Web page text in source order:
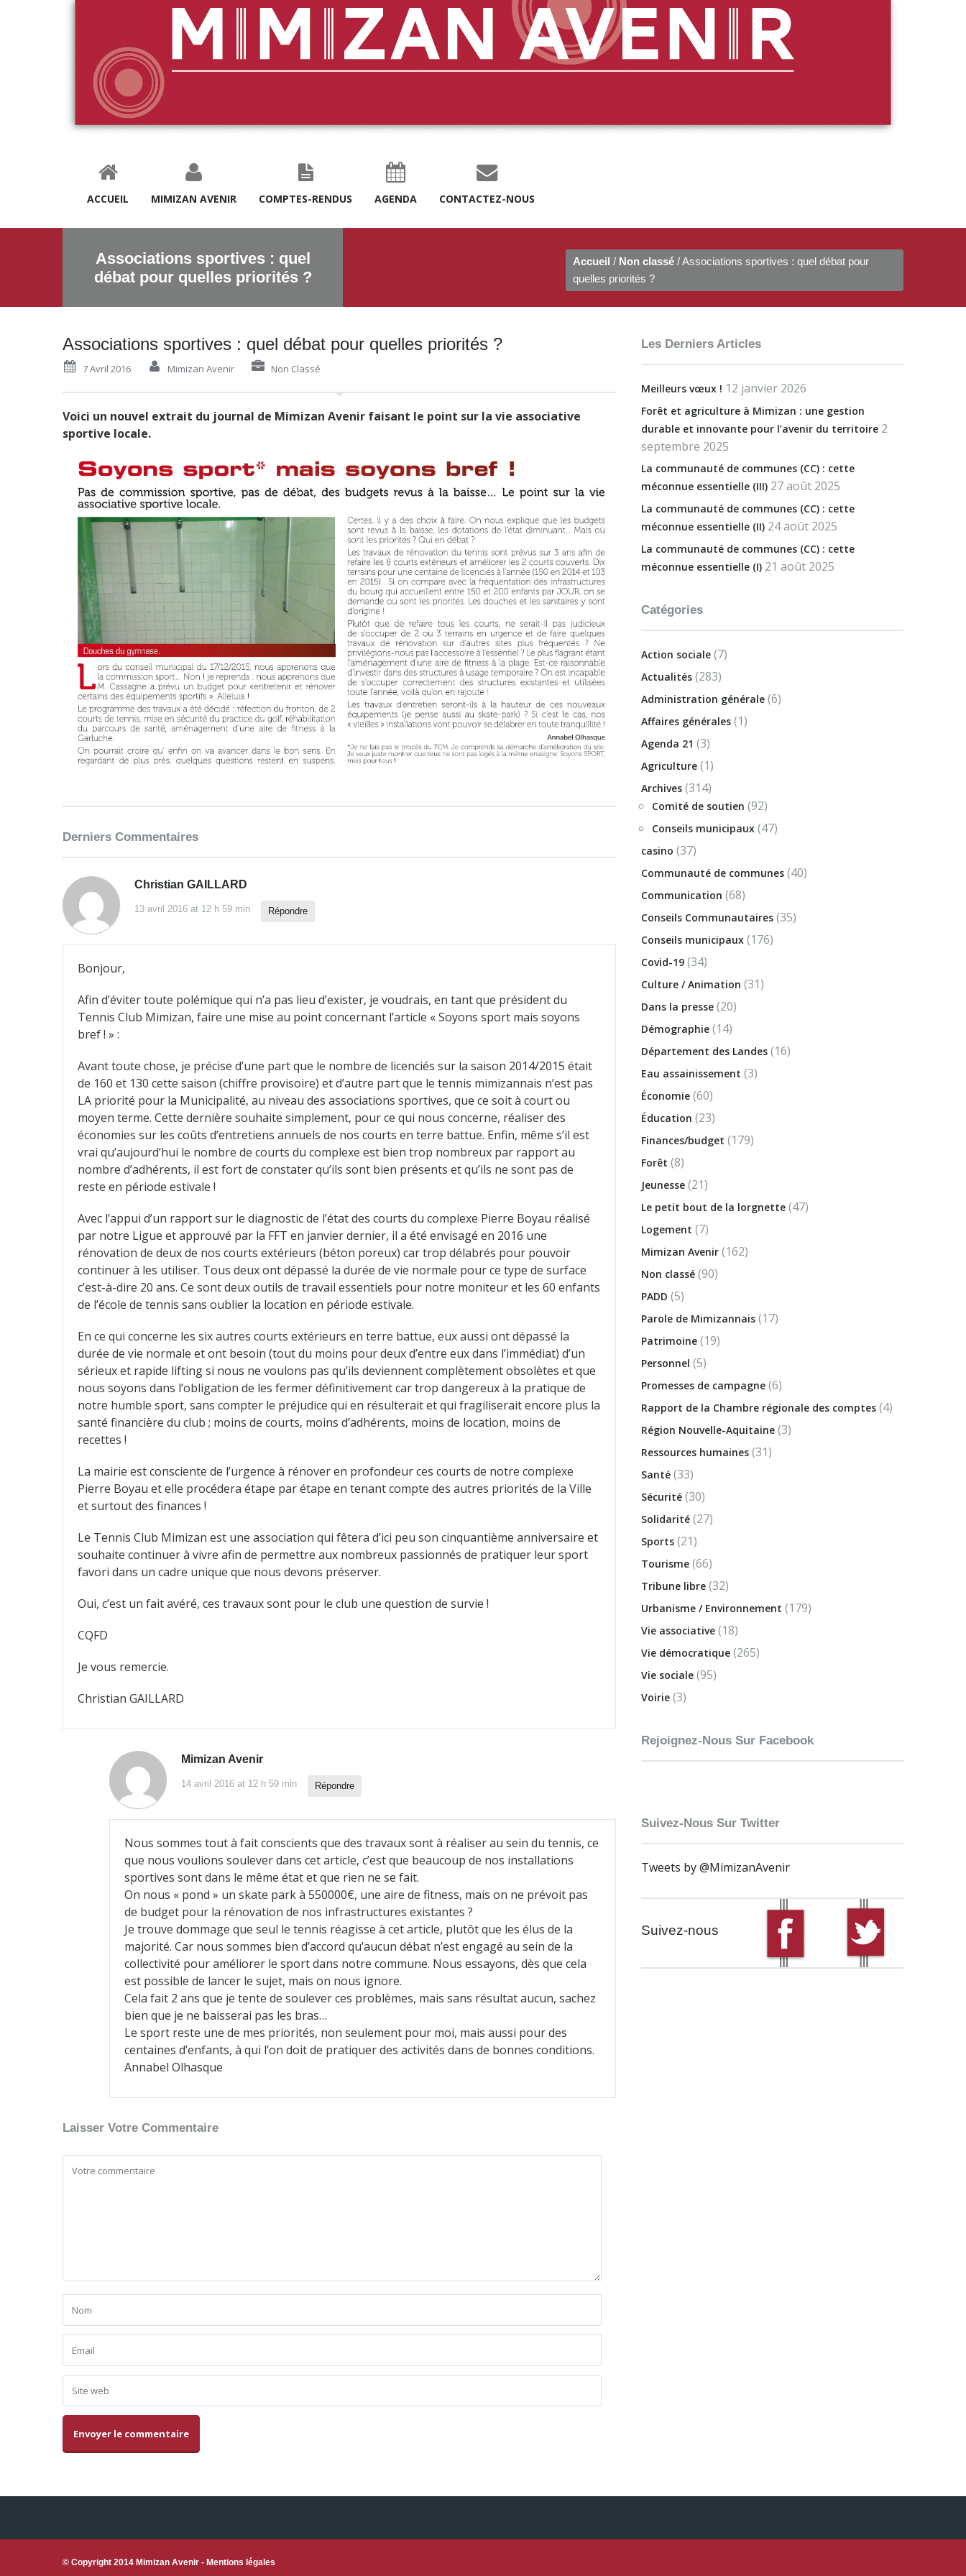
ACCUEIL MIMIZAN AVENIR COMPTES-RENDUS AGENDA CONTACTEZ-NOUS
Associations sportives : quel
débat pour quelles priorités ?
Accueil / Non classé / Associations sportives : quel débat pour
quelles priorités ?
Associations sportives : quel débat pour quelles priorités ?
7 Avril 2016 Mimizan Avenir Non Classé
Voici un nouvel extrait du journal de Mimizan Avenir faisant le point sur la vie associative
sportive locale.
Derniers Commentaires
Christian GAILLARD
13 avril 2016 at 12 h 59 min Répondre
Bonjour,
Afin d’éviter toute polémique qui n’a pas lieu d’exister, je voudrais, en tant que président du
Tennis Club Mimizan, faire une mise au point concernant l’article « Soyons sport mais soyons
bref ! » :
Avant toute chose, je précise d’une part que le nombre de licenciés sur la saison 2014/2015 était
de 160 et 130 cette saison (chiffre provisoire) et d’autre part que le tennis mimizannais n’est pas
LA priorité pour la Municipalité, au niveau des associations sportives, que ce soit à court ou
moyen terme. Cette dernière souhaite simplement, pour ce qui nous concerne, réaliser des
économies sur les coûts d’entretiens annuels de nos courts en terre battue. Enfin, même s’il est
vrai qu’aujourd’hui le nombre de courts du complexe est bien trop nombreux par rapport au
nombre d’adhérents, il est fort de constater qu’ils sont bien présents et qu’ils ne sont pas de
reste en période estivale !
Avec l’appui d’un rapport sur le diagnostic de l’état des courts du complexe Pierre Boyau réalisé
par notre Ligue et approuvé par la FFT en janvier dernier, il a été envisagé en 2016 une
rénovation de deux de nos courts extérieurs (béton poreux) car trop délabrés pour pouvoir
continuer à les utiliser. Tous deux ont dépassé la durée de vie normale pour ce type de surface
c’est-à-dire 20 ans. Ce sont deux outils de travail essentiels pour notre moniteur et les 60 enfants
de l’école de tennis sans oublier la location en période estivale.
En ce qui concerne les six autres courts extérieurs en terre battue, eux aussi ont dépassé la
durée de vie normale et ont besoin (tout du moins pour deux d’entre eux dans l’immédiat) d’un
sérieux et rapide lifting si nous ne voulons pas qu’ils deviennent complètement obsolètes et que
nous soyons dans l’obligation de les fermer définitivement car trop dangereux à la pratique de
notre humble sport, sans compter le préjudice qui en résulterait et qui fragiliserait encore plus la
santé financière du club ; moins de courts, moins d’adhérents, moins de location, moins de
recettes !
La mairie est consciente de l’urgence à rénover en profondeur ces courts de notre complexe
Pierre Boyau et elle procédera étape par étape en tenant compte des autres priorités de la Ville
et surtout des finances !
Le Tennis Club Mimizan est une association qui fêtera d’ici peu son cinquantième anniversaire et
souhaite continuer à vivre afin de permettre aux nombreux passionnés de pratiquer leur sport
favori dans un cadre unique que nous devons préserver.
Oui, c’est un fait avéré, ces travaux sont pour le club une question de survie !
CQFD
Je vous remercie.
Christian GAILLARD
Mimizan Avenir
14 avril 2016 at 12 h 59 min Répondre
Nous sommes tout à fait conscients que des travaux sont à réaliser au sein du tennis, ce
que nous voulions soulever dans cet article, c’est que beaucoup de nos installations
sportives sont dans le même état et que rien ne se fait.
On nous « pond » un skate park à 550000€, une aire de fitness, mais on ne prévoit pas
de budget pour la rénovation de nos infrastructures existantes ?
Je trouve dommage que seul le tennis réagisse à cet article, plutôt que les élus de la
majorité. Car nous sommes bien d’accord qu’aucun débat n’est engagé au sein de la
collectivité pour améliorer le sport dans notre commune. Nous essayons, dès que cela
est possible de lancer le sujet, mais on nous ignore.
Cela fait 2 ans que je tente de soulever ces problèmes, mais sans résultat aucun, sachez
bien que je ne baisserai pas les bras…
Le sport reste une de mes priorités, non seulement pour moi, mais aussi pour des
centaines d’enfants, à qui l’on doit de pratiquer des activités dans de bonnes conditions.
Annabel Olhasque
Laisser Votre Commentaire
Les Derniers Articles
Meilleurs vœux ! 12 janvier 2026
Forêt et agriculture à Mimizan : une gestion
durable et innovante pour l’avenir du territoire 2
septembre 2025
La communauté de communes (CC) : cette
méconnue essentielle (III) 27 août 2025
La communauté de communes (CC) : cette
méconnue essentielle (II) 24 août 2025
La communauté de communes (CC) : cette
méconnue essentielle (I) 21 août 2025
Catégories
Action sociale (7)
Actualités (283)
Administration générale (6)
Affaires générales (1)
Agenda 21 (3)
Agriculture (1)
Archives (314)
Comité de soutien (92)
Conseils municipaux (47)
casino (37)
Communauté de communes (40)
Communication (68)
Conseils Communautaires (35)
Conseils municipaux (176)
Covid-19 (34)
Culture / Animation (31)
Dans la presse (20)
Démographie (14)
Département des Landes (16)
Eau assainissement (3)
Économie (60)
Éducation (23)
Finances/budget (179)
Forêt (8)
Jeunesse (21)
Le petit bout de la lorgnette (47)
Logement (7)
Mimizan Avenir (162)
Non classé (90)
PADD (5)
Parole de Mimizannais (17)
Patrimoine (19)
Personnel (5)
Promesses de campagne (6)
Rapport de la Chambre régionale des comptes (4)
Région Nouvelle-Aquitaine (3)
Ressources humaines (31)
Santé (33)
Sécurité (30)
Solidarité (27)
Sports (21)
Tourisme (66)
Tribune libre (32)
Urbanisme / Environnement (179)
Vie associative (18)
Vie démocratique (265)
Vie sociale (95)
Voirie (3)
Rejoignez-Nous Sur Facebook
Suivez-Nous Sur Twitter
Tweets by @MimizanAvenir
Suivez-nous
© Copyright 2014 Mimizan Avenir - Mentions légales